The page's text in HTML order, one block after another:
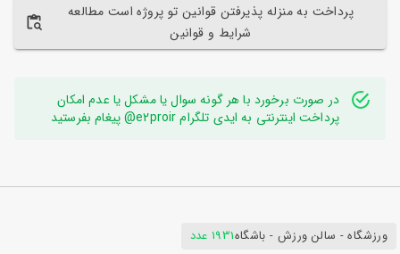
پرداخت به منزله پذیرفتن قوانین تو پروژه است مطالعه
شرایط و قوانین
در صورت برخورد با هر گونه سوال یا مشکل یا عدم امکان
پرداخت اینترنتی به ایدی تلگرام e2proir@ پیغام بفرستید
ورزشگاه - سالن ورزش - باشگاه1931 عدد